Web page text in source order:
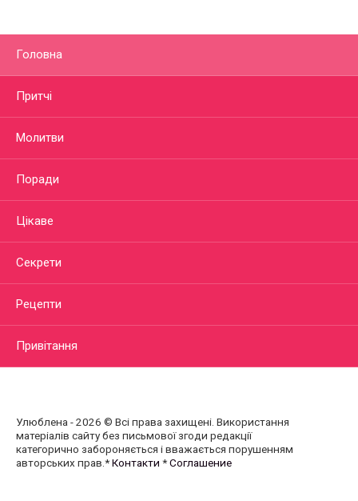
Головна
Притчі
Молитви
Поради
Цікаве
Секрети
Рецепти
Привітання
Улюблена - 2026 © Всі права захищені. Використання
матеріалів сайту без письмової згоди редакції
категорично забороняється і вважається порушенням
авторських прав.*Контакти *Соглашение